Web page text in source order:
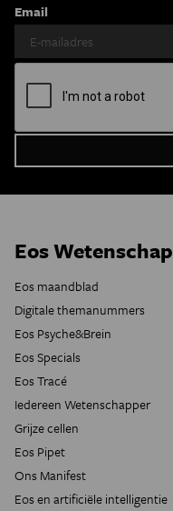
Email
Eos Wetenschap
Eos maandblad
Digitale themanummers
Eos Psyche&Brein
Eos Specials
Eos Tracé
Iedereen Wetenschapper
Grijze cellen
Eos Pipet
Ons Manifest
Eos en artificiële intelligentie